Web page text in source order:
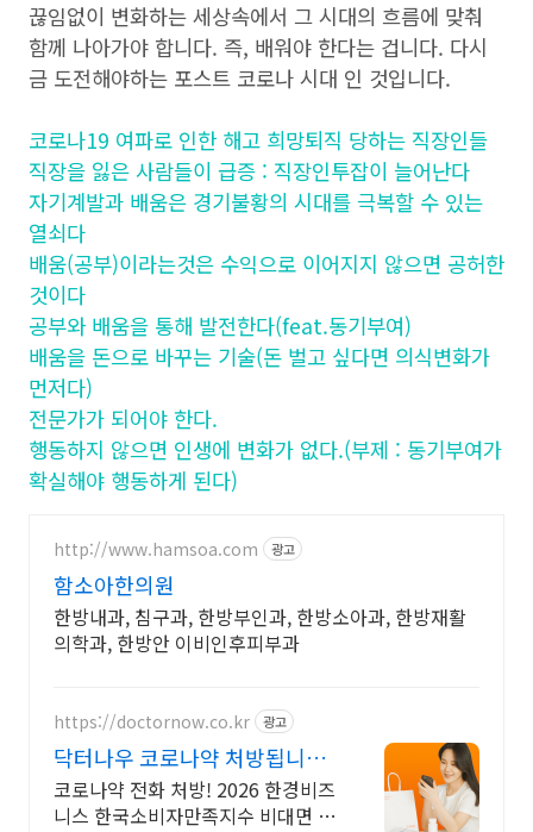
끊임없이 변화하는 세상속에서 그 시대의 흐름에 맞춰
함께 나아가야 합니다. 즉, 배워야 한다는 겁니다. 다시
금 도전해야하는 포스트 코로나 시대 인 것입니다.
코로나19 여파로 인한 해고 희망퇴직 당하는 직장인들
직장을 잃은 사람들이 급증 : 직장인투잡이 늘어난다
자기계발과 배움은 경기불황의 시대를 극복할 수 있는
열쇠다
배움(공부)이라는것은 수익으로 이어지지 않으면 공허한
것이다
공부와 배움을 통해 발전한다(feat.동기부여)
배움을 돈으로 바꾸는 기술(돈 벌고 싶다면 의식변화가
먼저다)
전문가가 되어야 한다.
행동하지 않으면 인생에 변화가 없다.(부제 : 동기부여가
확실해야 행동하게 된다)
http://www.hamsoa.com 광고
함소아한의원
한방내과, 침구과, 한방부인과, 한방소아과, 한방재활
의학과, 한방안 이비인후피부과
https://doctornow.co.kr 광고
닥터나우 코로나약 처방됩니다
365일 24시간 진료가능
코로나약 전화 처방! 2026 한경비즈
니스 한국소비자만족지수 비대면 진